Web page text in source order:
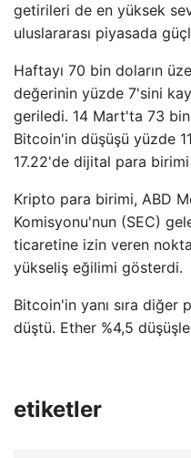
getirileri de en yüksek
uluslararası piyasada
Haftayı 70 bin doların
değerinin yüzde 7'sini
geriledi. 14 Mart'ta 73
Bitcoin'in düşüşü yüzde
17.22'de dijital para
Kripto para birimi, ABD
Komisyonu'nun (SEC)
ticaretine izin veren
yükseliş eğilimi gösterdi.
Bitcoin'in yanı sıra diğer
düştü. Ether %4,5
etiketler